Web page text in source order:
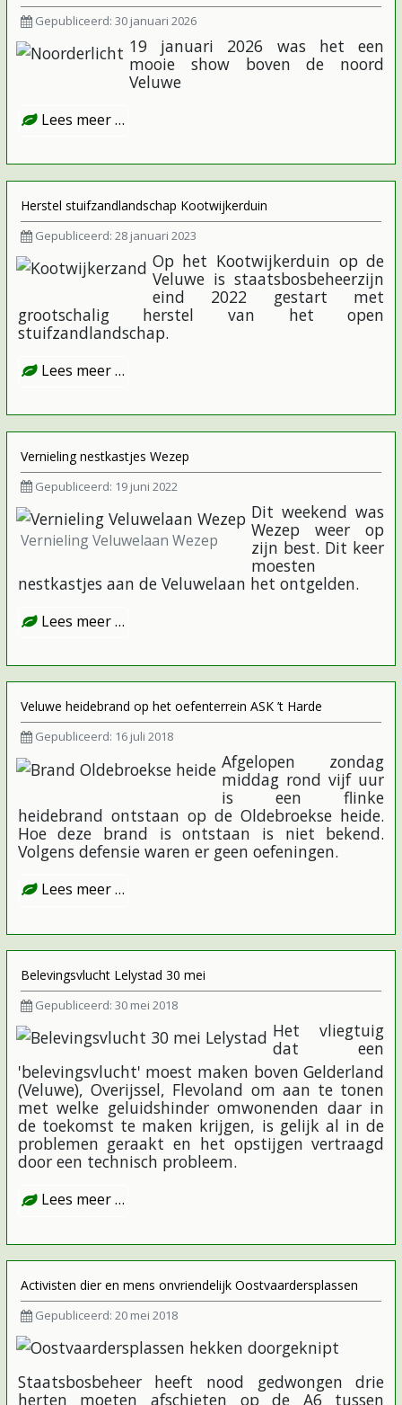
Gepubliceerd: 30 januari 2026
19 januari 2026 was het een
mooie show boven de noord
Veluwe
Lees meer …
Herstel stuifzandlandschap Kootwijkerduin
Gepubliceerd: 28 januari 2023
Op het Kootwijkerduin op de
Veluwe is staatsbosbeheerzijn
eind 2022 gestart met
grootschalig herstel van het open
stuifzandlandschap.
Lees meer …
Vernieling nestkastjes Wezep
Gepubliceerd: 19 juni 2022
Vernieling Veluwelaan Wezep
Dit weekend was
Wezep weer op
zijn best. Dit keer
moesten
nestkastjes aan de Veluwelaan het ontgelden.
Lees meer …
Veluwe heidebrand op het oefenterrein ASK ’t Harde
Gepubliceerd: 16 juli 2018
Afgelopen zondag
middag rond vijf uur
is een flinke
heidebrand ontstaan op de Oldebroekse heide.
Hoe deze brand is ontstaan is niet bekend.
Volgens defensie waren er geen oefeningen.
Lees meer …
Belevingsvlucht Lelystad 30 mei
Gepubliceerd: 30 mei 2018
Het vliegtuig
dat een
'belevingsvlucht' moest maken boven Gelderland
(Veluwe), Overijssel, Flevoland om aan te tonen
met welke geluidshinder omwonenden daar in
de toekomst te maken krijgen, is gelijk al in de
problemen geraakt en het opstijgen vertraagd
door een technisch probleem.
Lees meer …
Activisten dier en mens onvriendelijk Oostvaardersplassen
Gepubliceerd: 20 mei 2018
Staatsbosbeheer heeft nood gedwongen drie
herten moeten afschieten op de A6 tussen